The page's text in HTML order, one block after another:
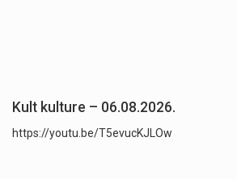
Kult kulture – 06.08.2026.
https://youtu.be/T5evucKJLOw